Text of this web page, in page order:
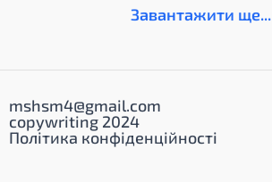
Завантажити ще...
mshsm4@gmail.com
copywriting 2024
Політика конфіденційності